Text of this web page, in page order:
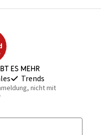
es mehr
Trends
nicht mit